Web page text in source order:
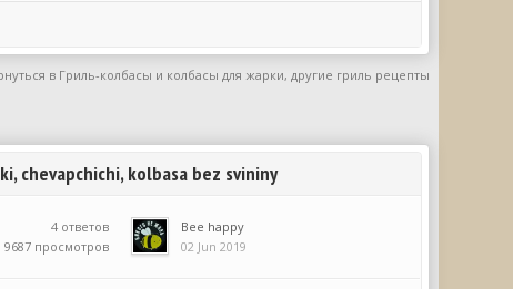
в Гриль-колбасы и колбасы для жарки, другие гриль рецепты
chevapchichi, kolbasa bez svininy
4 ответов
9687 просмотров
Bee happy
02 Jun 2019